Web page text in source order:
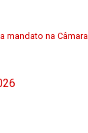
mandato na